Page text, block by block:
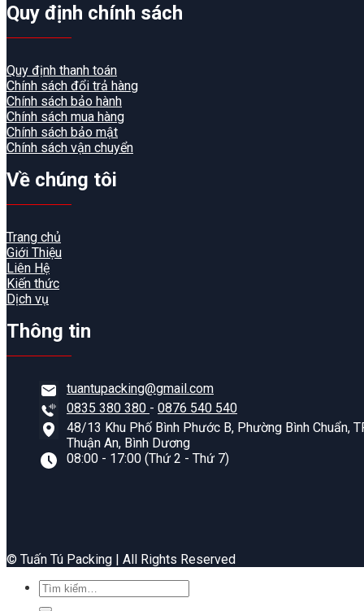
Quy định chính sách
Quy định thanh toán
Chính sách đổi trả hàng
Chính sách bảo hành
Chính sách mua hàng
Chính sách bảo mật
Chính sách vận chuyển
Về chúng tôi
Trang chủ
Giới Thiệu
Liên Hệ
Kiến thức
Dịch vụ
Thông tin
tuantupacking@gmail.com
0835 380 380 - 0876 540 540
48/13 Khu Phố Bình Phước B, Phường Bình Chuẩn,
Thuận An, Bình Dương
08:00 - 17:00 (Thứ 2 - Thứ 7)
©️ Tuấn Tú Packing | All Rights Reserved
Tìm
kiếm: